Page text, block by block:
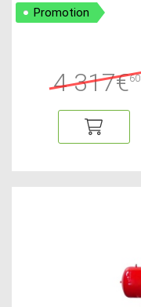
Promotion
4 317€60